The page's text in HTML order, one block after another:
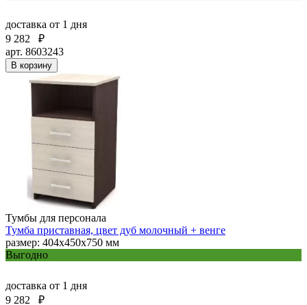
доставка от 1 дня
9 282
₽
арт. 8603243
В корзину
Тумбы для персонала
Тумба приставная, цвет дуб молочный + венге
размер: 404х450х750 мм
Выгодно
доставка от 1 дня
9 282
₽